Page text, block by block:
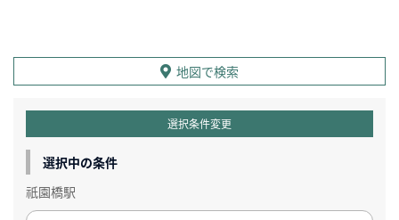
地図で検索
選択条件変更
選択中の条件
祇園橋駅